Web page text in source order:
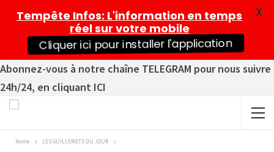
Abonnez-vous à notre chaîne TELEGRAM pour nous suivre
24h/24, en cliquant ICI
Home LES GUILLEMETS DU JOUR
Tempête Infos: L'information en temps
réel sur votre mobile
Cliquer ici pour installer l'application
X